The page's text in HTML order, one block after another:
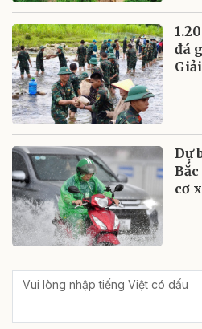
đá
Giải
Dự
cơ